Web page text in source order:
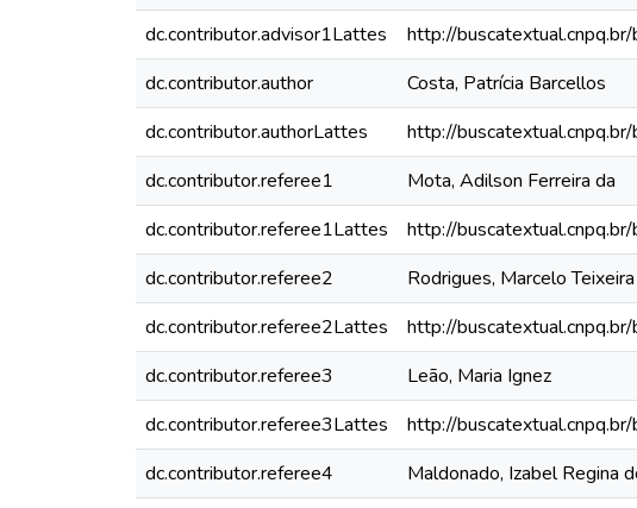
dc.contributor.advisor1Lattes
http://
dc.contributor.author
Costa, Patrícia Barcellos
dc.contributor.authorLattes
http://
dc.contributor.referee1
Mota, Adilson Ferreira da
dc.contributor.referee1Lattes
http://
dc.contributor.referee2
Rodrigues, Marcelo Teixeira
dc.contributor.referee2Lattes
http://
dc.contributor.referee3
Leão, Maria Ignez
dc.contributor.referee3Lattes
http://
dc.contributor.referee4
Maldonado, Izabel Regina